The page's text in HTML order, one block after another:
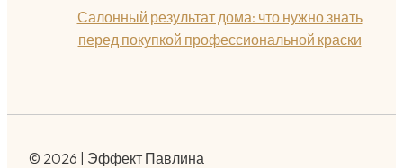
Салонный результат дома: что нужно знать
перед покупкой профессиональной краски
© 2026 | Эффект Павлина